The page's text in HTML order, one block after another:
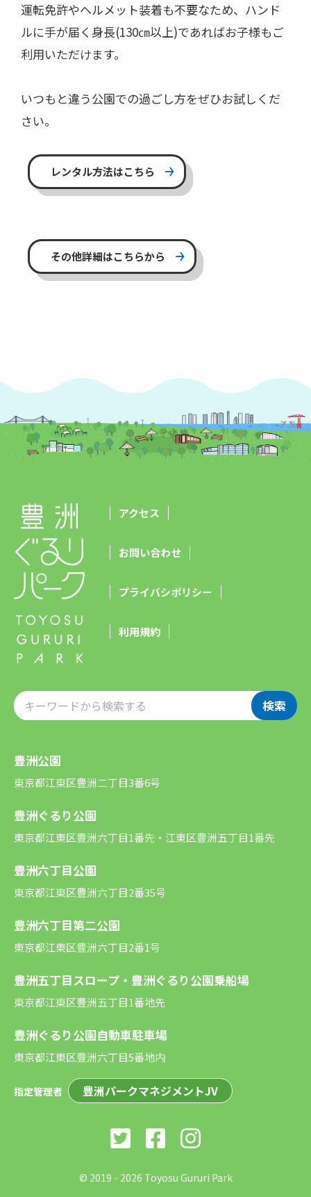
運転免許やヘルメット装着も不要なため、ハンド
ルに手が届く身長(130㎝以上)であればお子様もご
利用いただけます。
いつもと違う公園での過ごし方をぜひお試しくだ
さい。
レンタル方法はこちら
その他詳細はこちらから
アクセス
お問い合わせ
プライバシポリシー
利用規約
検索
豊洲公園
東京都江東区豊洲二丁目3番6号
豊洲ぐるり公園
東京都江東区豊洲六丁目1番先・江東区豊洲五丁目1番先
豊洲六丁目公園
東京都江東区豊洲六丁目2番35号
豊洲六丁目第二公園
東京都江東区豊洲六丁目2番1号
豊洲五丁目スロープ・豊洲ぐるり公園乗船場
東京都江東区豊洲五丁目1番地先
豊洲ぐるり公園自動車駐車場
東京都江東区豊洲六丁目5番地内
指定管理者 豊洲パークマネジメントJV
©︎ 2019 - 2026 Toyosu Gururi Park